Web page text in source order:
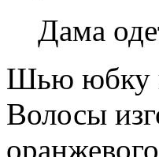
Дама
Шью юбку
Волосы